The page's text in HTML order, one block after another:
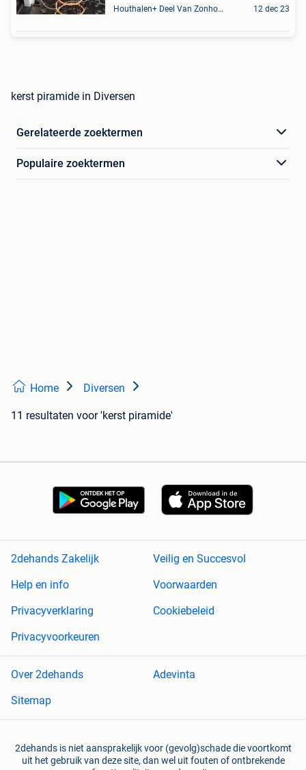
Houthalen+ Deel Van Zonhoven En Zolder 12 dec 23
kerst piramide in Diversen
Gerelateerde zoektermen
Populaire zoektermen
Home Diversen
11 resultaten voor 'kerst piramide'
2dehands Zakelijk
Veilig en Succesvol
Help en info
Voorwaarden
Privacyverklaring
Cookiebeleid
Privacyvoorkeuren
Over 2dehands
Adevinta
Sitemap
2dehands is niet aansprakelijk voor (gevolg)schade die voortkomt
uit het gebruik van deze site, dan wel uit fouten of ontbrekende